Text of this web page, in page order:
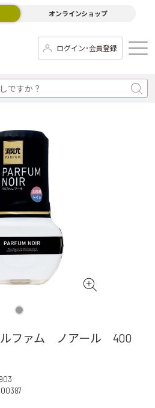
オンラインショップ
ログイン･会員登録
ファム ノアール 400